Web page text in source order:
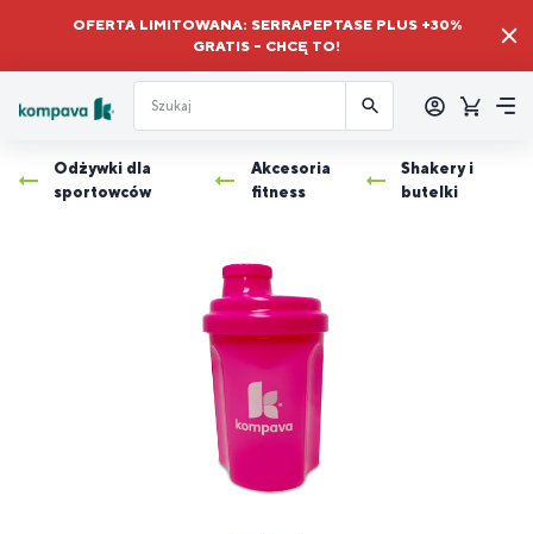
OFERTA LIMITOWANA: SERRAPEPTASE PLUS +30%
GRATIS – CHCĘ TO!
się
Koszyk
Odżywki dla
sportowców
Akcesoria
fitness
Shakery i
butelki